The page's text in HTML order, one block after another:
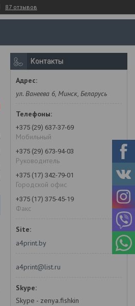
87 отзывов
Контакты
ул. Ванеева 6, Минск, Беларусь
+375 (29) 637-37-69
Мобильный
+375 (29) 673-94-03
Руководитель
+375 (17) 342-79-01
Городской офис
+375 (17) 375-45-19
Факс
a4print.by
a4print@list.ru
Skype - zenya.fishkin